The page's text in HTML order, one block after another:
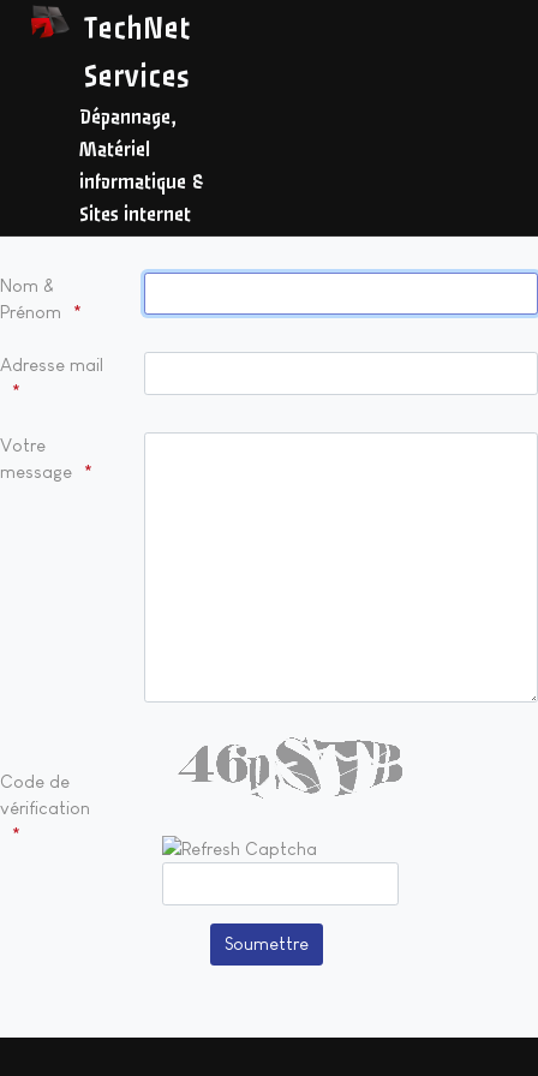
TechNet
Services
Dépannage,
Matériel
informatique &
Sites internet
Nom &
Prénom
Adresse mail
Votre
message
Code de
vérification